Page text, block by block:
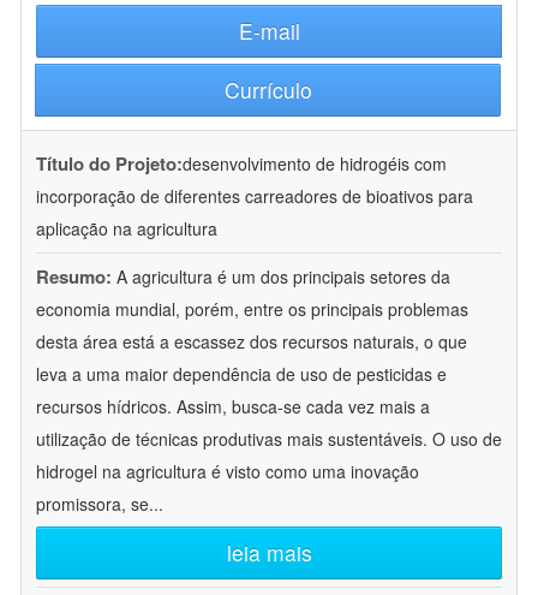
E-mail
Currículo
Título do Projeto:desenvolvimento de hidrogéis com
incorporação de diferentes carreadores de bioativos para
aplicação na agricultura
Resumo: A agricultura é um dos principais setores da
economia mundial, porém, entre os principais problemas
desta área está a escassez dos recursos naturais, o que
leva a uma maior dependência de uso de pesticidas e
recursos hídricos. Assim, busca-se cada vez mais a
utilização de técnicas produtivas mais sustentáveis. O uso de
hidrogel na agricultura é visto como uma inovação
promissora, se...
leia mais